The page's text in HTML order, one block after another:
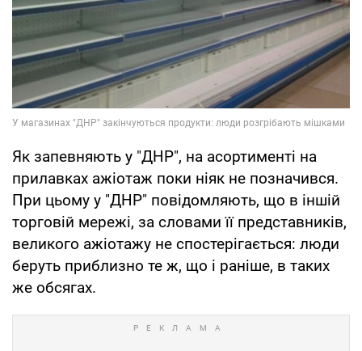
Як запевняють у "ДНР", на асортименті на
прилавках ажіотаж поки ніяк не позначився.
При цьому у "ДНР" повідомляють, що в іншій
торговій мережі, за словами її представників,
великого ажіотажу не спостерігається: люди
беруть приблизно те ж, що і раніше, в таких
же обсягах.